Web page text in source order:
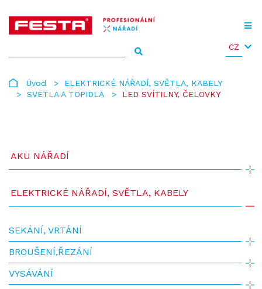
CZ
Úvod
ELEKTRICKÉ NÁŘADÍ, SVĚTLA, KABELY
SVETLA A TOPIDLA
LED SVÍTILNY, ČELOVKY
AKU NÁŘADÍ
ELEKTRICKÉ NÁŘADÍ, SVĚTLA, KABELY
SEKÁNÍ, VRTÁNÍ
BROUŠENÍ,ŘEZÁNÍ
VYSÁVÁNÍ